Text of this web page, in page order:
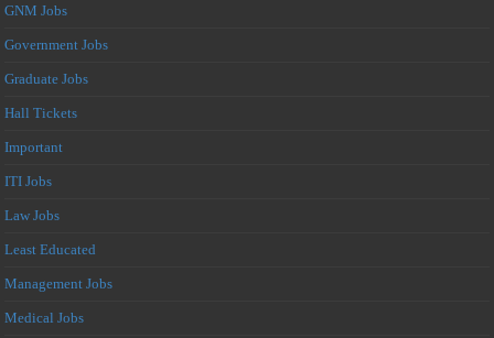
GNM Jobs
Government Jobs
Graduate Jobs
Hall Tickets
Important
ITI Jobs
Law Jobs
Least Educated
Management Jobs
Medical Jobs